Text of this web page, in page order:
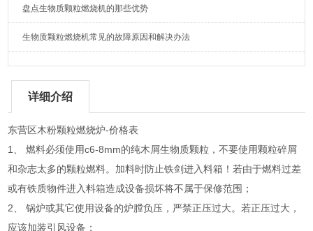
盘点生物质颗粒燃烧机的那些优势
生物质颗粒燃烧机常见的故障原因和解决办法
详细介绍
东营区木粉颗粒燃烧炉-价格表
1、 燃料必须使用c6-8mm的纯木屑生物质颗粒，不要使用颗粒碎屑
和杂志太多的颗粒燃料。加料时防止铁剑进入料箱！若由于燃料过差
或有铁质物件进入料箱造成设备损坏将不属于保修范围；
2、 锅炉或其它使用设备的炉膛负压，严禁正压过大。若正压过大，
应该加装引风设备；